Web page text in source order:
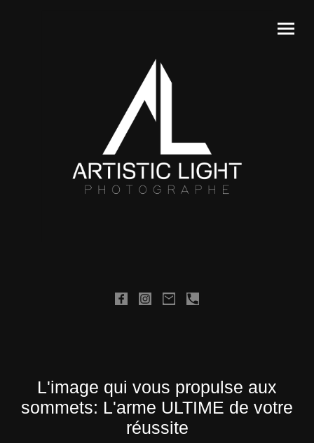
L'image qui vous propulse aux
sommets: L'arme ULTIME de votre
réussite